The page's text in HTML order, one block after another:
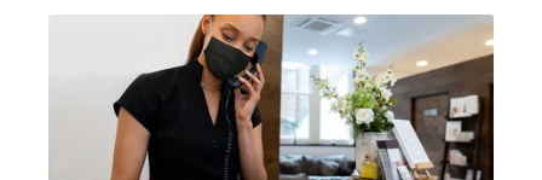
„Produktinnovation des Jahres“.